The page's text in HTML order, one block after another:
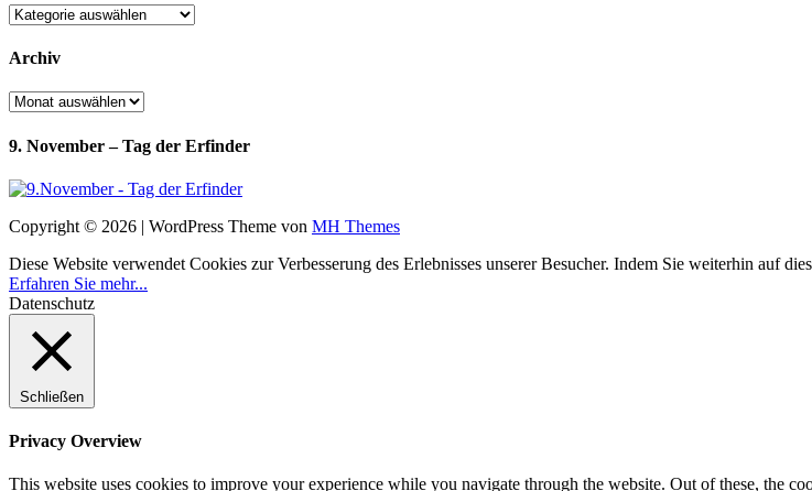
Kategorien
Archiv
Archiv
9. November – Tag der Erfinder
Copyright © 2026 | WordPress Theme von MH Themes
Diese Website verwendet Cookies zur Verbesserung des Erlebnisses unserer Besucher. Indem Sie weiterhin auf
Erfahren Sie mehr...
Datenschutz
Schließen
Privacy Overview
This website uses cookies to improve your experience while you navigate through the website. Out of these, the